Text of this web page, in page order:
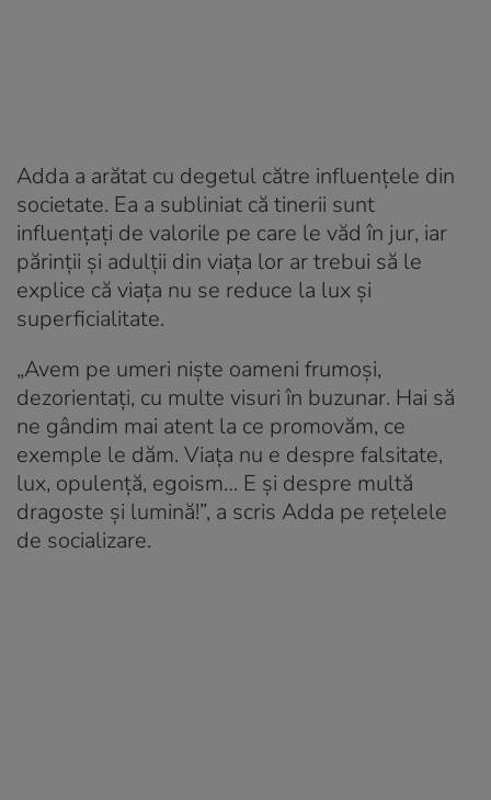
Adda a arătat cu degetul către influențele din
societate. Ea a subliniat că tinerii sunt
influențați de valorile pe care le văd în jur, iar
părinții și adulții din viața lor ar trebui să le
explice că viața nu se reduce la lux și
superficialitate.
„Avem pe umeri niște oameni frumoși,
dezorientați, cu multe visuri în buzunar. Hai să
ne gândim mai atent la ce promovăm, ce
exemple le dăm. Viața nu e despre falsitate,
lux, opulență, egoism… E și despre multă
dragoste și lumină!”, a scris Adda pe rețelele
de socializare.